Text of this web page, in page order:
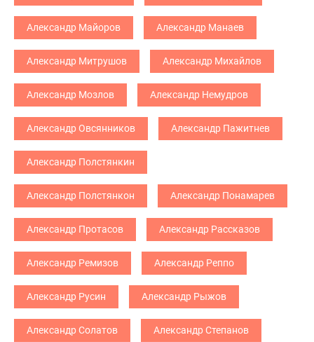
Александр Майоров Александр Манаев
Александр Митрушов Александр Михайлов
Александр Мозлов Александр Немудров
Александр Овсянников Александр Пажитнев
Александр Полстянкин
Александр Полстянкон Александр Понамарев
Александр Протасов Александр Рассказов
Александр Ремизов Александр Реппо
Александр Русин Александр Рыжов
Александр Солатов Александр Степанов